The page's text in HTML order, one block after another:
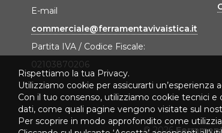
E-mail
commerciale@ferramentavivaistica.it
Partita IVA / Codice Fiscale:
02103870206
© 2026
Rispettiamo la tua Privacy.
Utilizziamo cookie per assicurarti
Con il tuo consenso, utilizziamo cookie tecnici
dati, come quali pagine vengono visitate sul
Per scoprire in modo approfondito come